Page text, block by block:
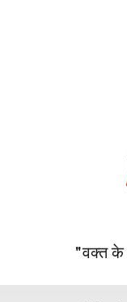
"वक्त के